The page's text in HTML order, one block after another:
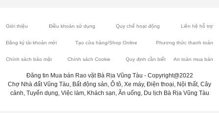
Giới thiệu Điều khoản sử dụng Quy chế hoạt động Liên hệ hỗ trợ
Đăng ký tài khoản mới Tạo cửa hàng/Shop Online Phương thức thanh toán
Chính sách bảo mật Chính sách Cookie Quy định cần biết An toàn mua bán
Đăng tin Mua bán Rao vặt Bà Rịa Vũng Tàu - Copyright@2022
Chợ Nhà đất Vũng Tàu, Bất động sản, Ô tô, Xe máy, Điện thoại, Nội thất, Cây
cảnh, Tuyển dụng, Việc làm, Khách sạn, Ăn uống, Du lịch Bà Rịa Vũng Tàu